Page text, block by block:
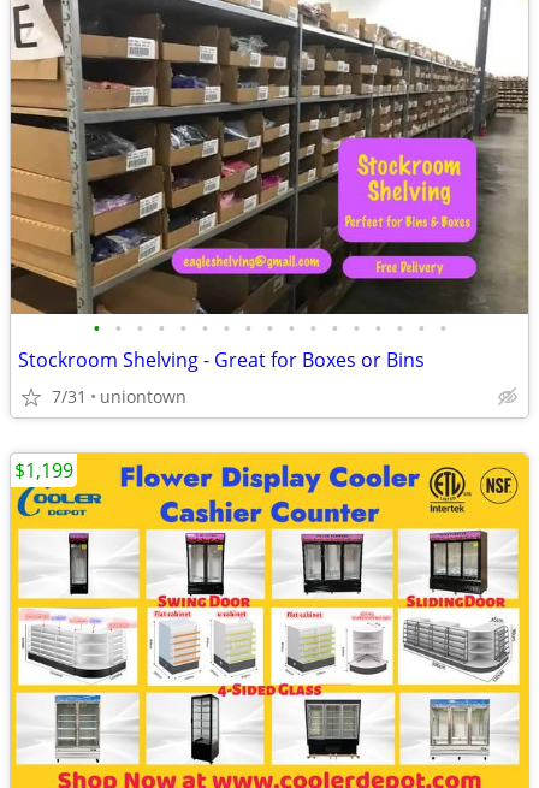
• • • • • • • • • • • • • • • • •
Stockroom Shelving - Great for Boxes or Bins
7/31 uniontown
$1,199